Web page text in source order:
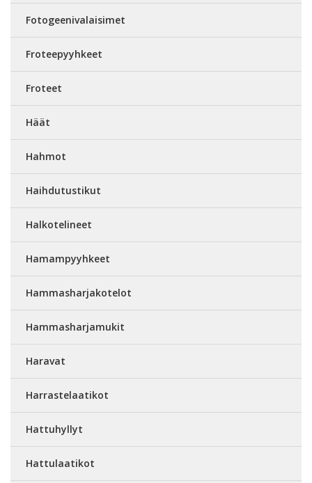
Fotogeenivalaisimet
Froteepyyhkeet
Froteet
Häät
Hahmot
Haihdutustikut
Halkotelineet
Hamampyyhkeet
Hammasharjakotelot
Hammasharjamukit
Haravat
Harrastelaatikot
Hattuhyllyt
Hattulaatikot